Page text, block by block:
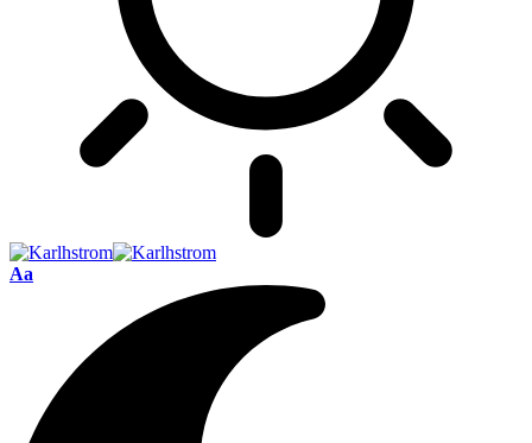
Font
Aa